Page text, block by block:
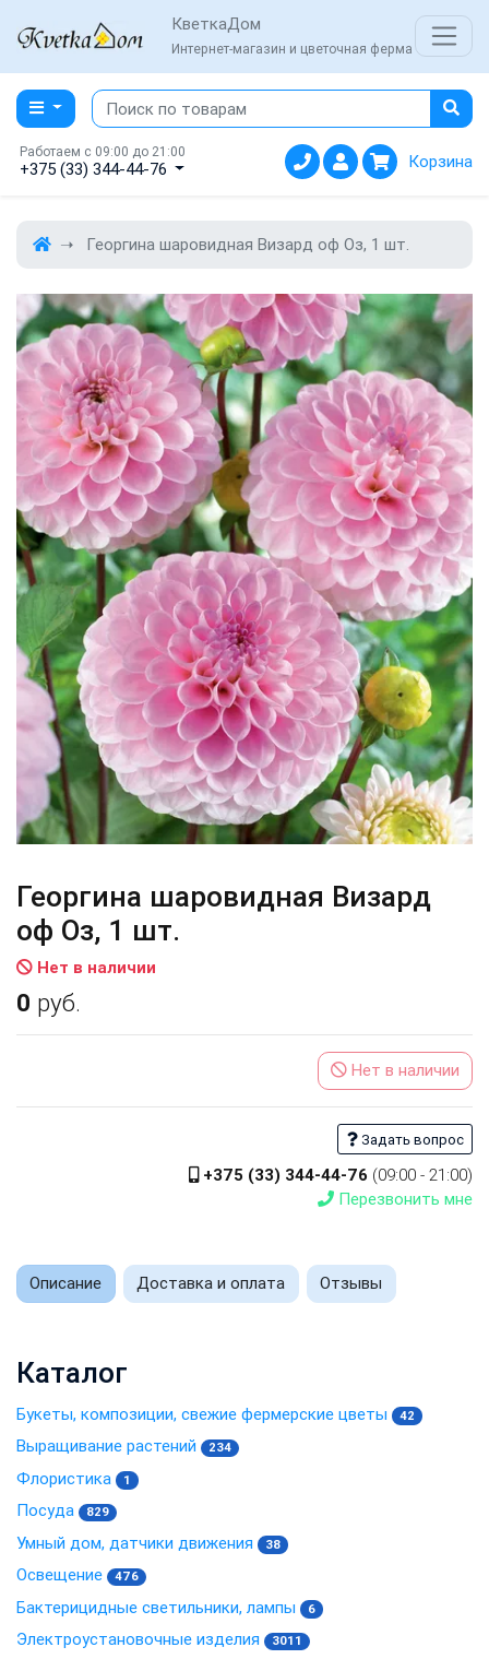
КветкаДом
Интернет-магазин и цветочная ферма
Работаем с 09:00 до 21:00
+375 (33) 344-44-76 Корзина
Георгина шаровидная Визард оф Оз, 1 шт.
Георгина шаровидная Визард
оф Оз, 1 шт.
Нет в наличии
0 руб.
Нет в наличии
Задать вопрос
+375 (33) 344-44-76 (09:00 - 21:00)
Перезвонить мне
Описание Доставка и оплата Отзывы
Каталог
Букеты, композиции, свежие фермерские цветы 42
Выращивание растений 234
Флористика 1
Посуда 829
Умный дом, датчики движения 38
Освещение 476
Бактерицидные светильники, лампы 6
Электроустановочные изделия 3011